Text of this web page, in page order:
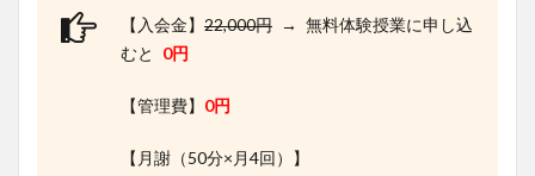
ギャル
で有
【入会金】 22,000円 → 無料体験授業に申し込
むと 0円
【管理費】 0円
【月謝（50分×月4回）】